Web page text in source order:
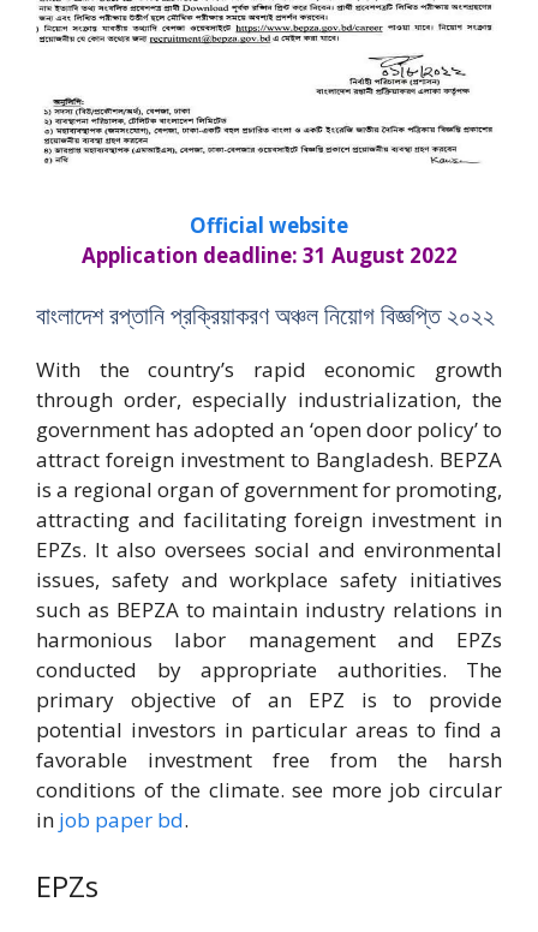
Official website
Application deadline: 31 August 2022
বাংলাদেশ রপ্তানি প্রক্রিয়াকরণ অঞ্চল নিয়োগ বিজ্ঞপ্তি ২০২২
With the country’s rapid economic growth
through order, especially industrialization, the
government has adopted an ‘open door policy’ to
attract foreign investment to Bangladesh. BEPZA
is a regional organ of government for promoting,
attracting and facilitating foreign investment in
EPZs. It also oversees social and environmental
issues, safety and workplace safety initiatives
such as BEPZA to maintain industry relations in
harmonious labor management and EPZs
conducted by appropriate authorities. The
primary objective of an EPZ is to provide
potential investors in particular areas to find a
favorable investment free from the harsh
conditions of the climate. see more job circular
in job paper bd.
EPZs